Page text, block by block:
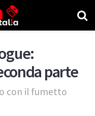
parte
con il fumetto